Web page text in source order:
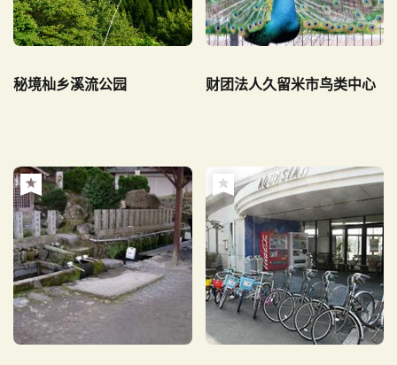
秘境杣乡溪流公园 财团法人久留米市鸟类中心